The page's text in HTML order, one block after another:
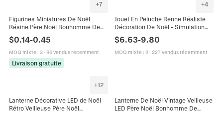
+7
Figurines Miniatures De Noël
Résine Père Noël Bonhomme De
Neige Élan Micro Paysage
Décoration DIY Bureau Cadeau
Vacances Dessin Animé
$0.14-0.45
MOQ mixte: 3· 96 vendus récemment
Livraison gratuite
+4
Jouet En Peluche Renne Réaliste
Décoration De Noël - Simulation
Douce Poupée D'animal En Peluche
Élan - Ornement
$6.63-9.80
MOQ mixte: 2· 227 vendus récemment
+12
Lanterne Décorative LED de Noël
Rétro Veilleuse Père Noël
Lanterne De Noël Vintage Veilleuse
LED Père Noël Bonhomme De